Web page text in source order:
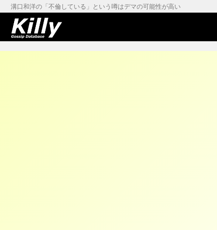
溝口和洋の「不倫している」という噂はデマの可能性が高い